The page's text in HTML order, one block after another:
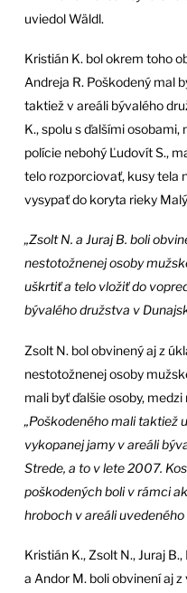
uviedol Wäldl.
Kristián K. bol okrem toho
Andreja R. Poškodený mal
taktiež v areáli bývalého
K., spolu s ďalšími
polície nebohý Ľudovít S.,
telo rozporciovať, kusy tela
vysypať do koryta rieky
„Zsolt N. a Juraj B. boli
nestotožnenej osoby
uškrtiť a telo vložiť do
bývalého družstva v
Zsolt N. bol obvinený aj z
nestotožnenej osoby
mali byť ďalšie osoby,
„Poškodeného mali taktiež
vykopanej jamy v areáli
Strede, a to v lete 2007.
poškodených boli v rámci
hroboch v areáli uvedeného
Kristián K., Zsolt N., Juraj
a Andor M. boli obvinení aj